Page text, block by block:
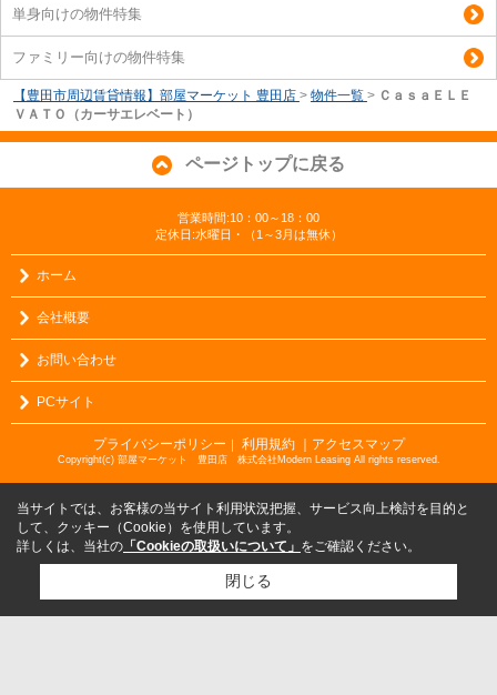
単身向けの物件特集
ファミリー向けの物件特集
【豊田市周辺賃貸情報】部屋マーケット 豊田店 > 物件一覧 > ＣａｓａＥＬＥ
ＶＡＴＯ（カーサエレベート）
ページトップに戻る
営業時間:10：00～18：00
定休日:水曜日・（1～3月は無休）
ホーム
会社概要
お問い合わせ
PCサイト
プライバシーポリシー 利用規約 ｜アクセスマップ
Copyright(c) 部屋マーケット 豊田店 株式会社Modern Leasing All rights reserved.
当サイトでは、お客様の当サイト利用状況把握、サービス向上検討を目的と
して、クッキー（Cookie）を使用しています。
詳しくは、当社の 「Cookieの取扱いについて」 をご確認ください。
閉じる